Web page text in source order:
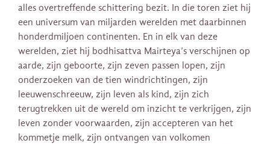
alles overtreffende schittering bezit. In die toren ziet hij
een universum van miljarden werelden met daarbinnen
honderdmiljoen continenten. En in elk van deze
werelden, ziet hij bodhisattva Mairteya’s verschijnen op
aarde, zijn geboorte, zijn zeven passen lopen, zijn
onderzoeken van de tien windrichtingen, zijn
leeuwenschreeuw, zijn leven als kind, zijn zich
terugtrekken uit de wereld om inzicht te verkrijgen, zijn
leven zonder voorwaarden, zijn accepteren van het
kommetje melk, zijn ontvangen van volkomen